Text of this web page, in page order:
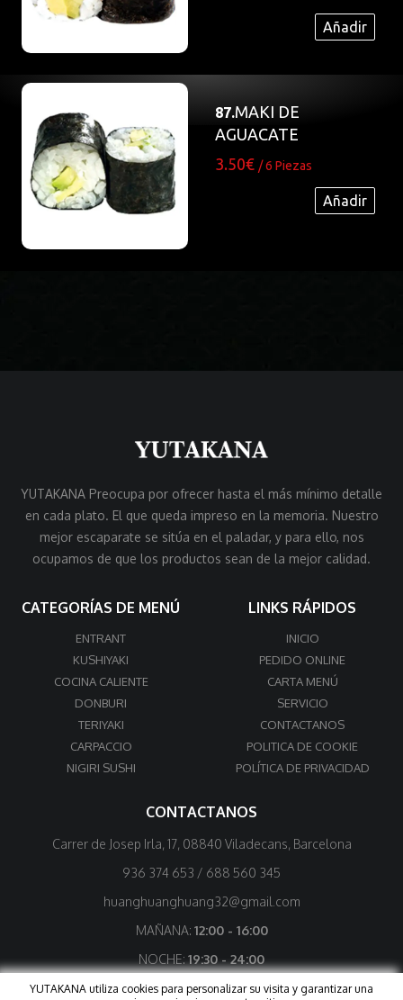
Añadir
87.MAKI DE
AGUACATE
3.50€ / 6 Piezas
Añadir
YUTAKANA Preocupa por ofrecer hasta el más mínimo detalle
en cada plato. El que queda impreso en la memoria. Nuestro
mejor escaparate se sitúa en el paladar, y para ello, nos
ocupamos de que los productos sean de la mejor calidad.
CATEGORÍAS DE MENÚ
ENTRANT
KUSHIYAKI
COCINA CALIENTE
DONBURI
TERIYAKI
CARPACCIO
NIGIRI SUSHI
LINKS RÁPIDOS
INICIO
PEDIDO ONLINE
CARTA MENÚ
SERVICIO
CONTACTANOS
POLITICA DE COOKIE
POLÍTICA DE PRIVACIDAD
CONTACTANOS
Carrer de Josep Irla, 17, 08840 Viladecans, Barcelona
936 374 653 / 688 560 345
huanghuanghuang32@gmail.com
MAÑANA: 12:00 - 16:00
NOCHE: 19:30 - 24:00
Cerramos martes por la mañana por descanso
YUTAKANA utiliza cookies para personalizar su visita y garantizar una